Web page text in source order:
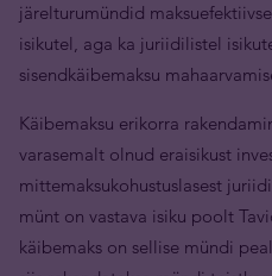
järelturumündid
isikutel, aga ka juriidilistel
sisendkäibemaksu
Käibemaksu erikorra
varasemalt olnud eraisikust
mittemaksukohustuslasest
münt on vastava isiku poolt
käibemaks on sellise mündi